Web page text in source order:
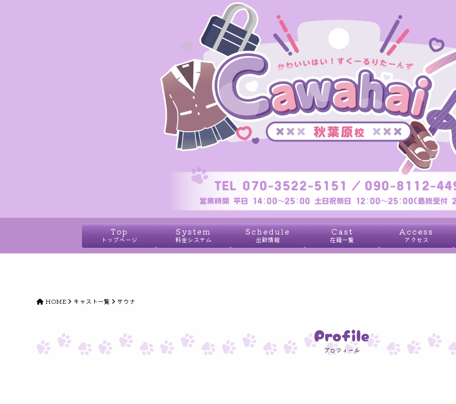
Top
トップページ
System
料金システム
Schedule
出勤情報
Cast
在籍一覧
Access
アクセス
HOME キャスト一覧 サウナ
Profile
プロフィール